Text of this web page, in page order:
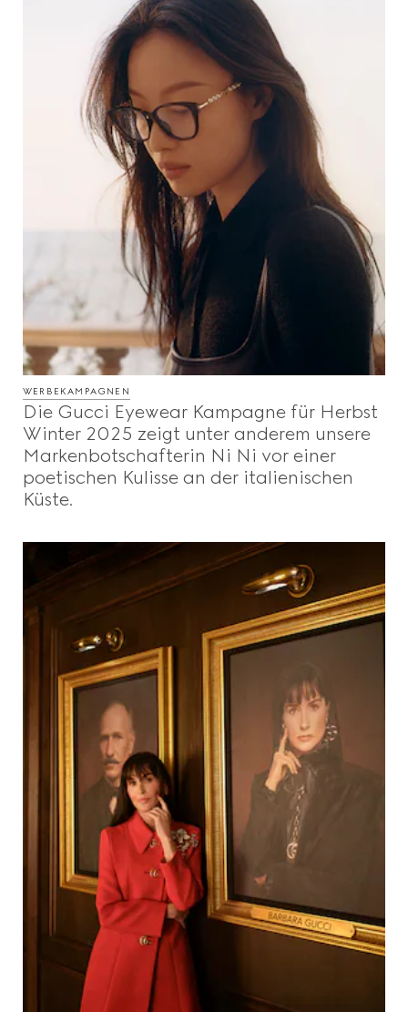
WERBEKAMPAGNEN
Die Gucci Eyewear Kampagne für Herbst
Winter 2025 zeigt unter anderem unsere
Markenbotschafterin Ni Ni vor einer
poetischen Kulisse an der italienischen
Küste.